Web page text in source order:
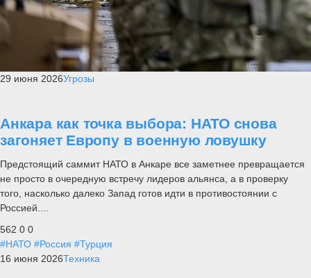
29 июня 2026Угрозы
Анкара как точка выбора: НАТО снова
загоняет Европу в военную ловушку
Предстоящий саммит НАТО в Анкаре все заметнее превращается
не просто в очередную встречу лидеров альянса, а в проверку
того, насколько далеко Запад готов идти в противостоянии с
Россией....
562 0 0
#НАТО #Россия #Турция
16 июня 2026Техника